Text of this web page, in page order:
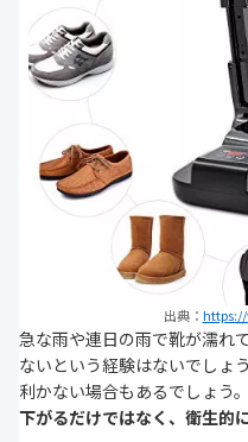
出典：
急な雨や連日の雨で靴が濡れ
ないという経験はないでしょ
利かない場合もあるでしょう。
下がるだけではなく、衛生的